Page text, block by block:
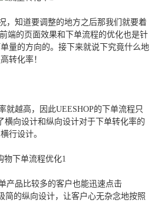
知道要调整的地方之后那我们就要着
端的页面效果和下单流程的优化也是针
量的方向的。接下来就说下究竟什么地
转化率！
越高，因此UEESHOP的下单流程只
横向设计和纵向设计对于下单转化率的
行设计。
品比较多的客户也能迅速点击
简的纵向设计，让客户心无杂念地按照